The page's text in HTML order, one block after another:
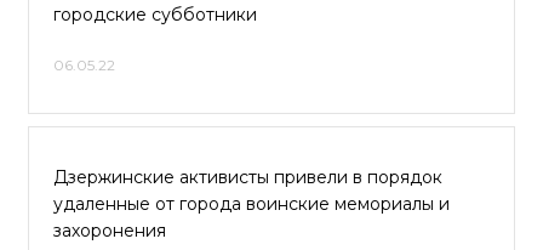
городские субботники
06.05.22
Дзержинские активисты привели в порядок
удаленные от города воинские мемориалы и
захоронения